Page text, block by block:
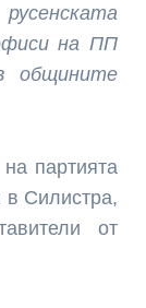
на ПП
общините
партията
в Силистра,
от